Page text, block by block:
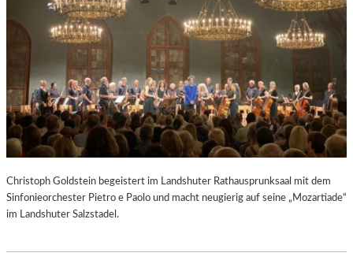
Christoph Goldstein begeistert im Landshuter Rathausprunksaal mit dem
Sinfonieorchester Pietro e Paolo und macht neugierig auf seine „Mozartiade“
im Landshuter Salzstadel.